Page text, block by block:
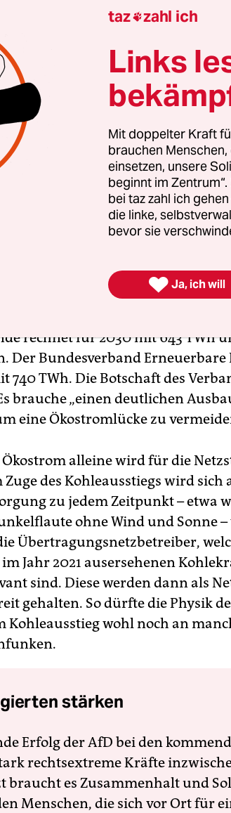
weiter zurückgehen wird. Allein
werden sollen, erzeugen etwa
Brokdorf, Grohnde
werden, könnte Deutschland
zum Nettoimporteur werden.
der wegfallende Atomstrom
erneuerbaren Energien
Jahren wohl nicht mehr
drei Atomreaktoren
Strombilanz deutlich ins
der folgenden Jahre wird auch
Die Bundesregierung legt
für 2030 einen
rechnet für 2030 mit 643 TWh
Der Bundesverband
740 TWh. Die Botschaft des
brauche „einen deutlichen
eine Ökostromlücke zu
alleine wird für die
des Kohleausstiegs wird sich
zu jedem Zeitpunkt – etwa
ohne Wind und Sonne
Übertragungsnetzbetreiber,
Jahr 2021 ausersehenen
sind. Diese werden dann als
gehalten. So dürfte die Physik
Kohleausstieg wohl noch an
stärken
Erfolg der AfD bei den
rechtsextreme Kräfte
braucht es Zusammenhalt und
Menschen, die sich vor Ort für
taz zahl ich
Links
Mit doppelter Kraft
brauchen
einsetzen, unsere
beginnt im
bei taz zahl ich
die linke,
bevor sie
 Ja, ich will